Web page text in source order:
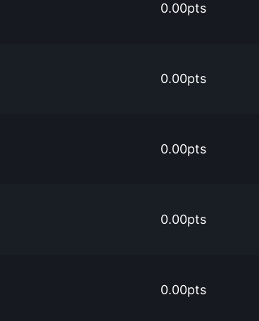
0.00pts
0.00pts
0.00pts
0.00pts
0.00pts